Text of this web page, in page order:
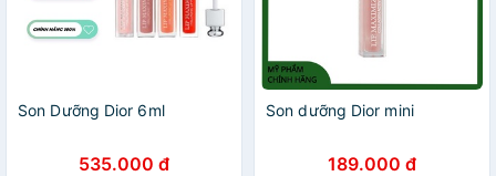
Son Dưỡng Dior 6ml
535.000 đ
Son dưỡng Dior mini
189.000 đ